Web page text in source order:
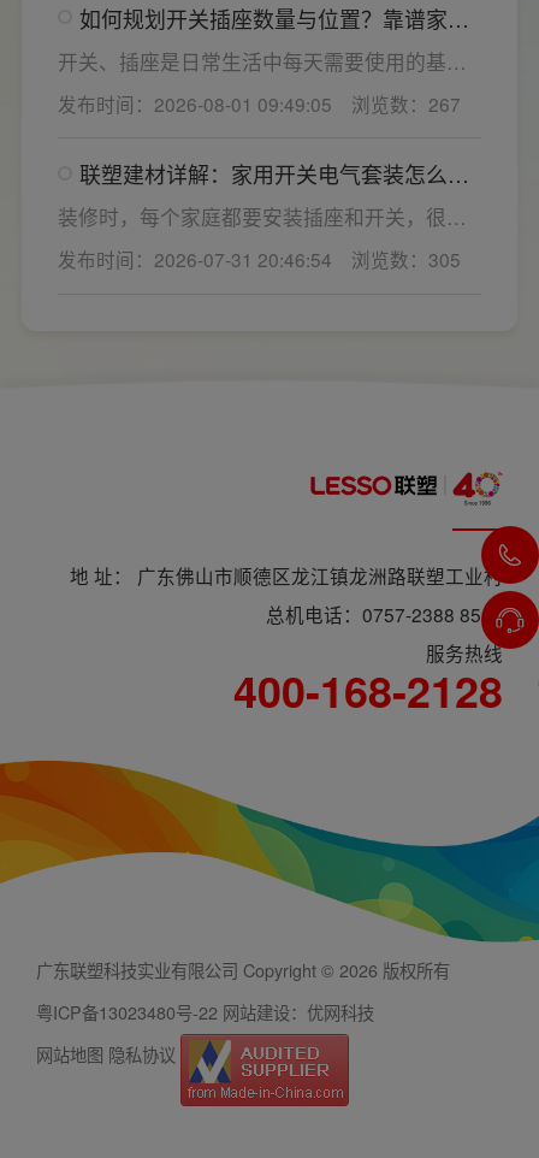
一站式配齐全屋电气产品，选择综合实力过硬
的家用开关电气套装厂家，可以同时搞定开关
插座、配电箱、多媒体布线箱等全套产品，采
购与售后更省心。
如何规划开关插座数量与位置？靠谱家用
开关电气套装品牌怎么选？
开关、插座是日常生活中每天需要使用的基础
电气配件。随着家用电器的普及，需要的电源
插座和开关也会越来越多。装修前期除了规划
关键。如果装修时开关、插座的数量设置不
够，或者开关、插座的位置设置不合理，会给
今后的日常生活带来诸多不便，甚至留下安全
隐患。 所以装修前一定要精心规划开关、插座
发布时间：2026-08-01 09:49:05 浏览数：267
联塑建材详解：家用开关电气套装怎么
选，开关插座怎么安装更安全
装修时，每个家庭都要安装插座和开关，很多
业主在挑选家用开关电气套装之后，并不清楚
插座、开关合理的离地高度以及规范的安装方
发布时间：2026-07-31 20:46:54 浏览数：305
地 址： 广东佛山市顺德区龙江镇龙洲路联塑工业村
总机电话：0757-2388 8588
服务热线
400-168-2128
广东联塑科技实业有限公司 Copyright © 2026 版权所有
粤ICP备13023480号-22 网站建设：优网科技
网站地图 隐私协议